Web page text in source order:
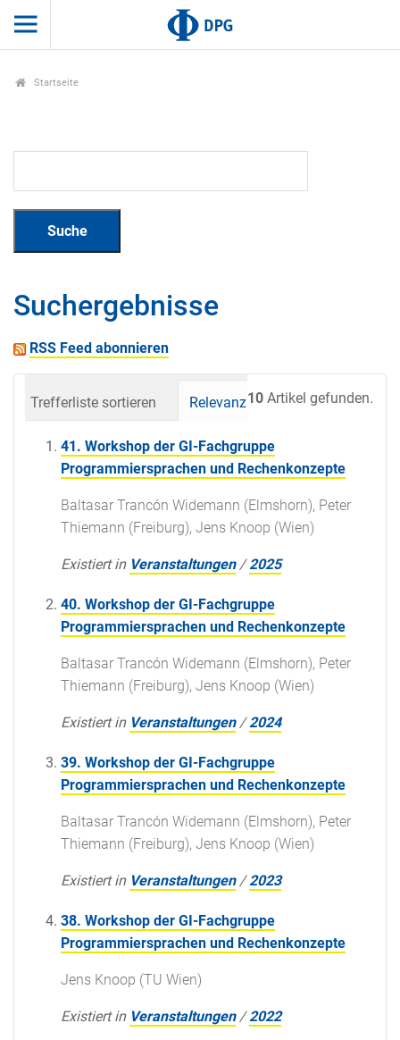
Startseite
Suchergebnisse
RSS Feed abonnieren
10 Artikel gefunden.
Trefferliste sortieren Relevanz Datum
41. Workshop der GI-Fachgruppe
Programmiersprachen und Rechenkonzepte
Baltasar Trancón Widemann (Elmshorn), Peter
Thiemann (Freiburg), Jens Knoop (Wien)
Existiert in Veranstaltungen /2025
40. Workshop der GI-Fachgruppe
Programmiersprachen und Rechenkonzepte
Baltasar Trancón Widemann (Elmshorn), Peter
Thiemann (Freiburg), Jens Knoop (Wien)
Existiert in Veranstaltungen /2024
39. Workshop der GI-Fachgruppe
Programmiersprachen und Rechenkonzepte
Baltasar Trancón Widemann (Elmshorn), Peter
Thiemann (Freiburg), Jens Knoop (Wien)
Existiert in Veranstaltungen /2023
38. Workshop der GI-Fachgruppe
Programmiersprachen und Rechenkonzepte
Jens Knoop (TU Wien)
Existiert in Veranstaltungen /2022